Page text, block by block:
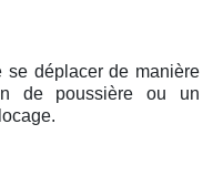
se déplacer de manière
de poussière ou un